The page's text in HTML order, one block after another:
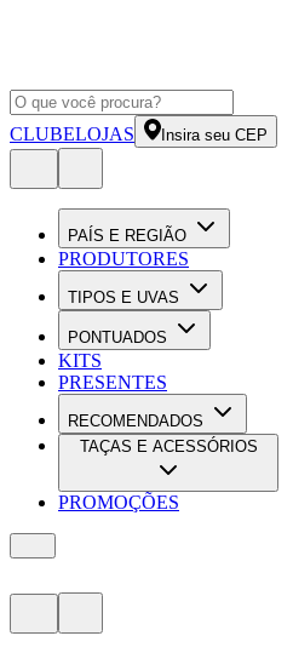
CLUBELOJAS Insira seu CEP
PAÍS E REGIÃO
PRODUTORES
TIPOS E UVAS
PONTUADOS
KITS
PRESENTES
RECOMENDADOS
TAÇAS E ACESSÓRIOS
PROMOÇÕES